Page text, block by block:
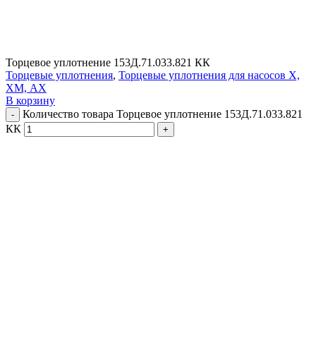
Торцевое уплотнение 153Д.71.033.821 КК
Торцевые уплотнения, Торцевые уплотнения для насосов Х,
ХМ, АХ
В корзину
Количество товара Торцевое уплотнение 153Д.71.033.821
КК